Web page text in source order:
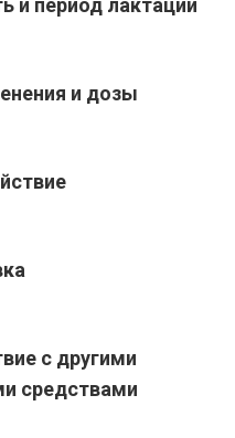
и дозы
с другими
средствами